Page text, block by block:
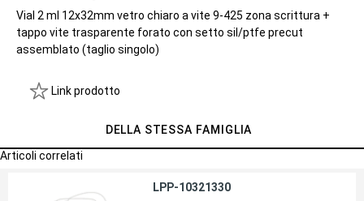
Vial 2 ml 12x32mm vetro chiaro a vite 9-425 zona scrittura +
tappo vite trasparente forato con setto sil/ptfe precut
assemblato (taglio singolo)
Link prodotto
DELLA STESSA FAMIGLIA
Articoli correlati
LPP-10321330